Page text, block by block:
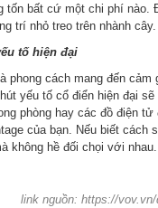
tốn bất cứ một chi phí nào.
trí nhỏ treo trên nhành cây.
tố hiện đại
phong cách mang đến
yếu tố cổ điển hiện đại
phòng hay các đồ điện
của bạn. Nếu biết
không hề đối chọi với nhau.
link nguồn: https://vov.vn/